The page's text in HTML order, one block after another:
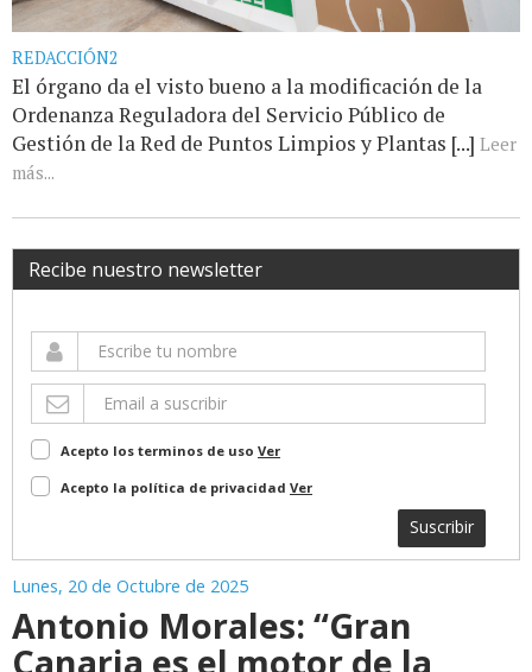
REDACCIÓN2
El órgano da el visto bueno a la modificación de la
Ordenanza Reguladora del Servicio Público de
Gestión de la Red de Puntos Limpios y Plantas [...] Leer
más...
Recibe nuestro newsletter
Acepto los terminos de uso Ver
Acepto la política de privacidad Ver
Suscribir
Lunes, 20 de Octubre de 2025
Antonio Morales: “Gran
Canaria es el motor de la